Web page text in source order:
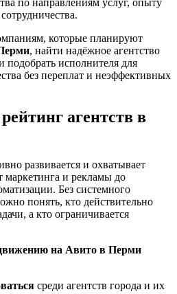
которые планируют
, найти надёжное агентство
подобрать исполнителя для
без переплат и неэффективных
агентств в
развивается и охватывает
маркетинга и рекламы до
Без системного
понять, кто действительно
а кто ограничивается
на Авито в Перми
среди агентств города и их